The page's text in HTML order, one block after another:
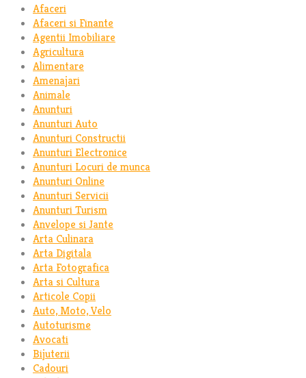
Afaceri
Afaceri si Finante
Agentii Imobiliare
Agricultura
Alimentare
Amenajari
Animale
Anunturi
Anunturi Auto
Anunturi Constructii
Anunturi Electronice
Anunturi Locuri de munca
Anunturi Online
Anunturi Servicii
Anunturi Turism
Anvelope si Jante
Arta Culinara
Arta Digitala
Arta Fotografica
Arta si Cultura
Articole Copii
Auto, Moto, Velo
Autoturisme
Avocati
Bijuterii
Cadouri